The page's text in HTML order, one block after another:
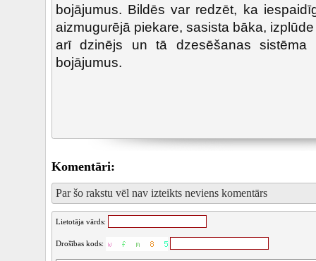
bojājumus. Bildēs var redzēt, ka
aizmugurējā piekare, sasista bāka,
arī dzinējs un tā dzesēšanas sistēma
bojājumus.
Komentāri:
Par šo rakstu vēl nav izteikts neviens komentārs
Lietotāja vārds:
Drošības kods: